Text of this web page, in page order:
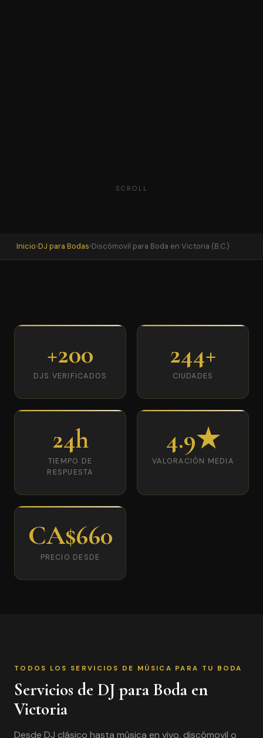
SCROLL
Inicio›DJ para Bodas›Discómovil para Boda en Victoria (B.C.)
+200
DJS VERIFICADOS
244+
CIUDADES
24h
TIEMPO DE
RESPUESTA
4.9★
VALORACIÓN MEDIA
CA$660
PRECIO DESDE
TODOS LOS SERVICIOS DE MÚSICA PARA TU BODA
Servicios de DJ para Boda en
Victoria
Desde DJ clásico hasta música en vivo, discómovil o